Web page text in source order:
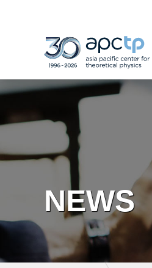
NEWS